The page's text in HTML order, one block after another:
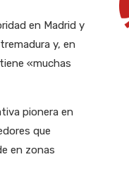
en Madrid y
y, en
«muchas
pionera en
que
en zonas